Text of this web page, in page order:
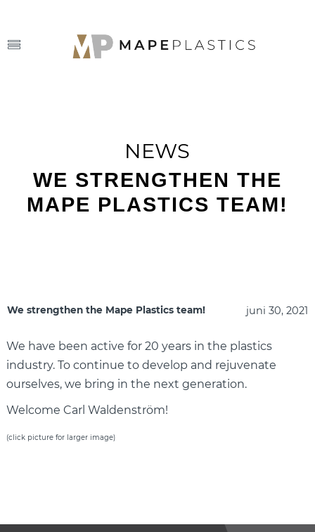
NEWS
WE STRENGTHEN THE
MAPE PLASTICS TEAM!
We strengthen the Mape Plastics team! juni 30, 2021
We have been active for 20 years in the plastics
industry. To continue to develop and rejuvenate
ourselves, we bring in the next generation.
Welcome Carl Waldenström!
(click picture for larger image)